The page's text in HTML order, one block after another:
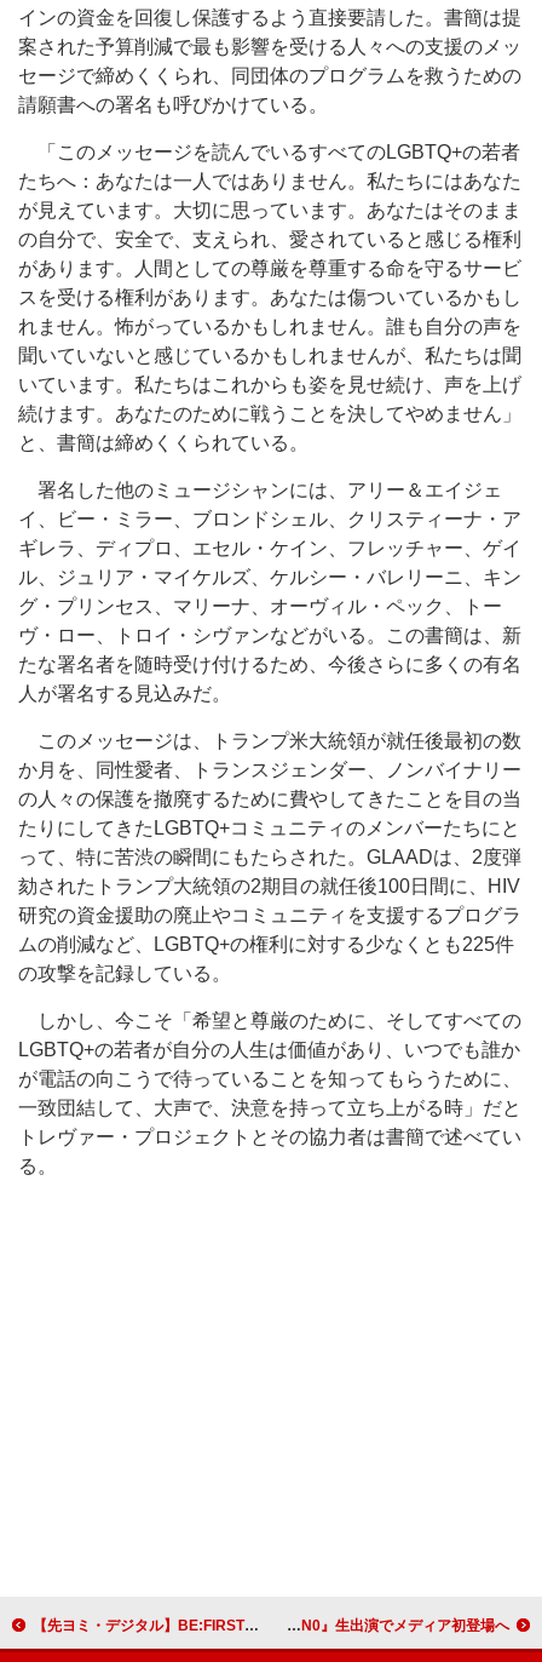
インの資金を回復し保護するよう直接要請した。書簡は提
案された予算削減で最も影響を受ける人々への支援のメッ
セージで締めくくられ、同団体のプログラムを救うための
請願書への署名も呼びかけている。
「このメッセージを読んでいるすべてのLGBTQ+の若者
たちへ：あなたは一人ではありません。私たちにはあなた
が見えています。大切に思っています。あなたはそのまま
の自分で、安全で、支えられ、愛されていると感じる権利
があります。人間としての尊厳を尊重する命を守るサービ
スを受ける権利があります。あなたは傷ついているかもし
れません。怖がっているかもしれません。誰も自分の声を
聞いていないと感じているかもしれませんが、私たちは聞
いています。私たちはこれからも姿を見せ続け、声を上げ
続けます。あなたのために戦うことを決してやめません」
と、書簡は締めくくられている。
署名した他のミュージシャンには、アリー＆エイジェ
イ、ビー・ミラー、ブロンドシェル、クリスティーナ・ア
ギレラ、ディプロ、エセル・ケイン、フレッチャー、ゲイ
ル、ジュリア・マイケルズ、ケルシー・バレリーニ、キン
グ・プリンセス、マリーナ、オーヴィル・ペック、トー
ヴ・ロー、トロイ・シヴァンなどがいる。この書簡は、新
たな署名者を随時受け付けるため、今後さらに多くの有名
人が署名する見込みだ。
このメッセージは、トランプ米大統領が就任後最初の数
か月を、同性愛者、トランスジェンダー、ノンバイナリー
の人々の保護を撤廃するために費やしてきたことを目の当
たりにしてきたLGBTQ+コミュニティのメンバーたちにと
って、特に苦渋の瞬間にもたらされた。GLAADは、2度弾
劾されたトランプ大統領の2期目の就任後100日間に、HIV
研究の資金援助の廃止やコミュニティを支援するプログラ
ムの削減など、LGBTQ+の権利に対する少なくとも225件
の攻撃を記録している。
しかし、今こそ「希望と尊厳のために、そしてすべての
LGBTQ+の若者が自分の人生は価値があり、いつでも誰か
が電話の向こうで待っていることを知ってもらうために、
一致団結して、大声で、決意を持って立ち上がる時」だと
トレヴァー・プロジェクトとその協力者は書簡で述べてい
る。
【先ヨミ・デジタル】BE:FIRST「GRIT」DLソング・チャート首位走行中 TXT／大森元貴が続く＜6/3訂正＞ YouTubeなどのフリーBGM作曲家“しゃろう”、『キタニタツヤのANN0』生出演でメディア初登場へ